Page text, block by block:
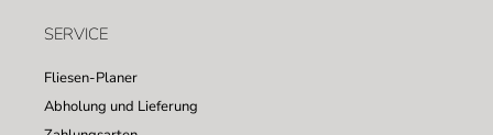
SERVICE
Fliesen-Planer
Abholung und Lieferung